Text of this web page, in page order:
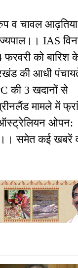
व चावल
IAS
को बारिश
की आधी
की 3 खदानों से
मामले में
ऑस्ट्रेलियन ओपन:
समेत कई खबरें